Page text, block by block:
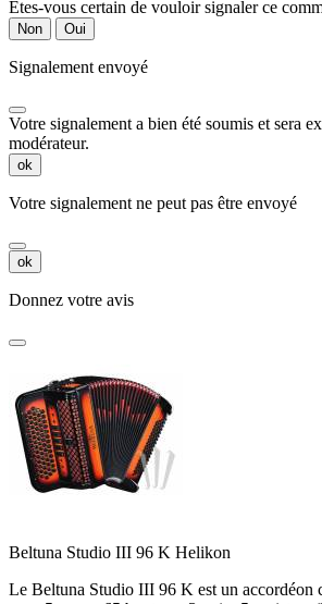
Êtes-vous certain de vouloir signaler ce
Non Oui
Signalement envoyé
Votre signalement a bien été soumis et sera
modérateur.
ok
Votre signalement ne peut pas être envoyé
ok
Donnez votre avis
Beltuna Studio III 96 K Helikon
Le Beltuna Studio III 96 K est un accordéon